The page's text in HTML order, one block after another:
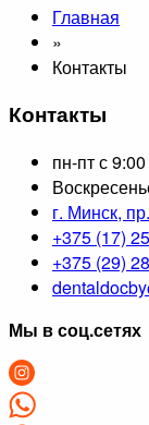
Главная
»
Контакты
Контакты
пн-пт с
г. Минск,
+375 (17)
+375 (29)
Мы в соц.сетях